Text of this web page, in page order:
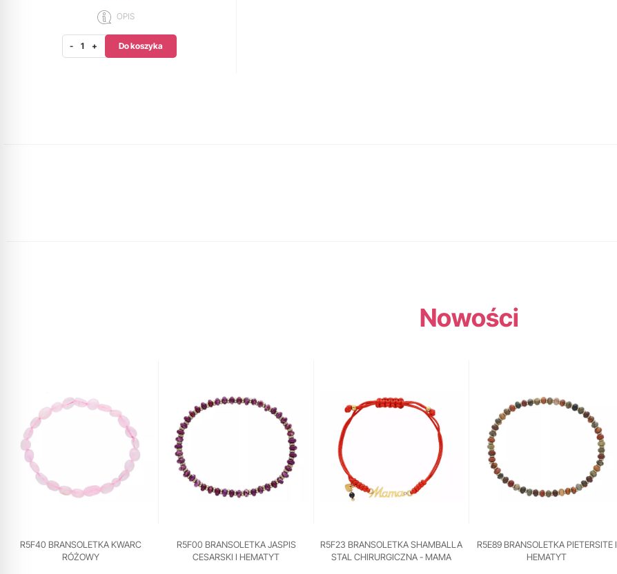
OPIS
- + Do koszyka
Nowości
R5F40 BRANSOLETKA KWARC
RÓŻOWY
R5F00 BRANSOLETKA JASPIS
CESARSKI I HEMATYT
R5F23 BRANSOLETKA SHAMBALLA
STAL CHIRURGICZNA - MAMA
R5E89 BRANSOLETKA PIETERSITE I
HEMATYT